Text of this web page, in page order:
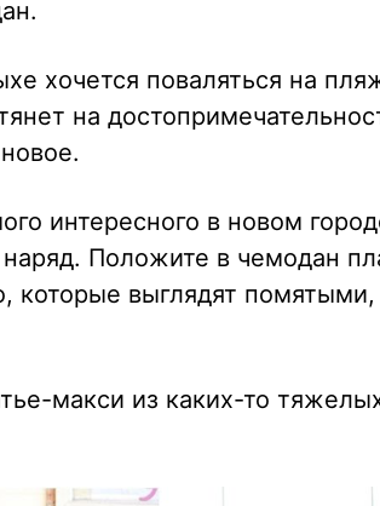
хочется поваляться на
на
интересного в новом
Положите в чемодан
которые выглядят
макси из каких-то